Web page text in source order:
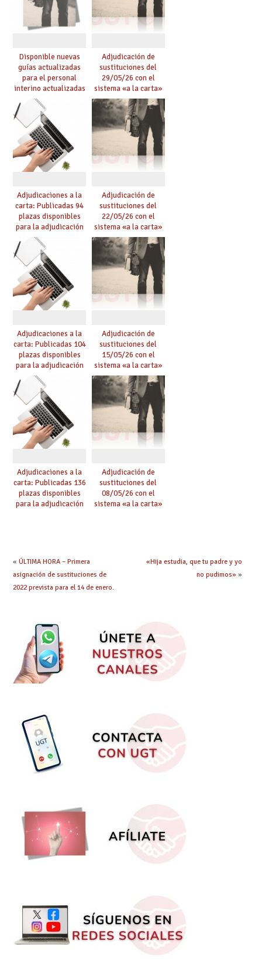
Disponible nuevas
guías actualizadas
para el personal
interino actualizadas
para el curso 26/27
Adjudicación de
sustituciones del
29/05/26 con el
sistema «a la carta»
conseguido con el
Acuerdo de Mejoras
Adjudicaciones a la
carta: Publicadas 94
plazas disponibles
para la adjudicación
de mañana y abierto
plazo de solicitudes
Adjudicación de
sustituciones del
22/05/26 con el
sistema «a la carta»
conseguido con el
Acuerdo de Mejoras
Adjudicaciones a la
carta: Publicadas 104
plazas disponibles
para la adjudicación
de mañana y abierto
plazo de solicitudes
Adjudicación de
sustituciones del
15/05/26 con el
sistema «a la carta»
conseguido con el
Acuerdo de Mejoras
Adjudicaciones a la
carta: Publicadas 136
plazas disponibles
para la adjudicación
Adjudicación de
sustituciones del
08/05/26 con el
sistema «a la carta»
« ÚLTIMA HORA – Primera
asignación de sustituciones de
2022 prevista para el 14 de enero.
«Hija estudia, que tu padre y yo
no pudimos» »